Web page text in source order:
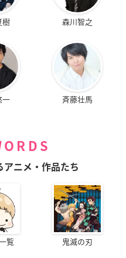
樹 森川智之
一 斉藤壮馬
アニメ・作品たち
覧 鬼滅の刃